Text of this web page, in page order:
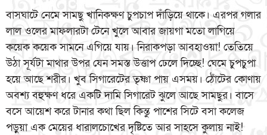
বাসঘাটে নেমে সামছু খানিকক্ষণ চুপচাপ দাঁড়িয়ে থাকে। এরপর গলার
লাল ওলের মাফলারটা টেনে খুলে আবার জায়গা মতো লাগিয়ে
কয়েক কয়েক সামনে এগিয়ে যায়। নিরাকপড়া আবহাওয়া! তেতিয়ে
উঠা সূর্যটা মাথার উপর যেন সমস্ত উত্তাপ ঢেলে দিচ্ছে! ঘেমে চুপচুপা
হয়ে আছে শরীর। খুব সিগারেটের তৃষ্ণা পায় এসময়। ঠোঁটের কোণায়
অবশ্য বহুক্ষণ ধরে একটি দামি সিগারেট ঝুলে আছে সামছুর। বাসে
বসে আয়েশ করে টানার কথা ছিল কিন্তু পাশের সিটে বসা কলেজ
পড়ুয়া এক মেয়ের ধারালচোখের দৃষ্টিতে আর সাহসে কুলায় নাই!